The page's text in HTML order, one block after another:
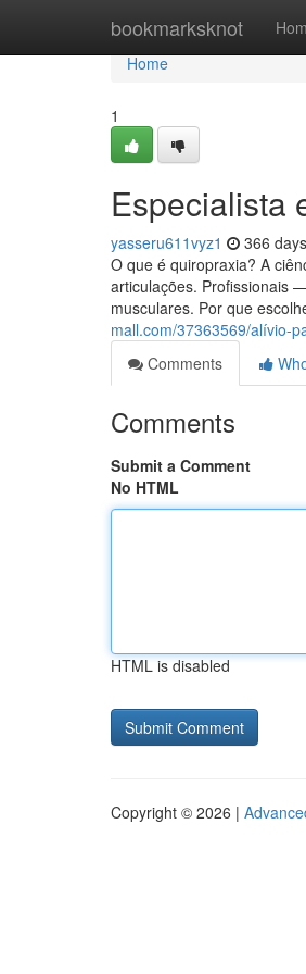
bookmarksknot
Home
Home
1
Especialista
yasseru611vyz1 366
O que é quiropraxia? A
articulações. Profissionais
musculares. Por que
mall.com/37363569/alívio-
Comments
Comments
Submit a Comment
No HTML
HTML is disabled
Copyright © 2026 |